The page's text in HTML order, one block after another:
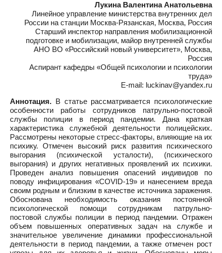
Лукина Валентина Анатольевна
Линейное управление министерства внутренних дел
России на станции Москва-Рязанская, Москва, Россия
Старший инспектор направления мобилизационной
подготовке и мобилизации, майор внутренней службы
АНО ВО «Российский новый университет», Москва,
Россия
Аспирант кафедры «Общей психологии и психологии
труда»
E-mail: luckinav@yandex.ru
Аннотация. В статье рассматривается психологические
особенности работы сотрудников патрульно-постовой
службы полиции в период пандемии. Дана краткая
характеристика служебной деятельности полицейских.
Рассмотрены некоторые стресс-факторы, влияющие на их
психику. Отмечен высокий риск развития психического
выгорания (психической усталости), (психического
выгорания) и других негативных проявлений их психики.
Проведен анализ повышения опасений индивидов по
поводу инфицирования «COVID-19» и нанесением вреда
своим родным и близким в качестве источника заражения.
Обоснована необходимость оказания постоянной
психологической помощи сотрудникам патрульно-
постовой службы полиции в период пандемии. Отражен
объем повышенных оперативных задач на службе и
значительное увеличение динамики профессиональной
деятельности в период пандемии, а также отмечен рост